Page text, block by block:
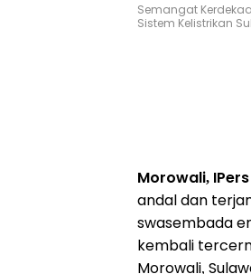
Semangat
Sistem Kelistrikan
Morowali, IPers
andal dan
swasembada
kembali
Morowali,